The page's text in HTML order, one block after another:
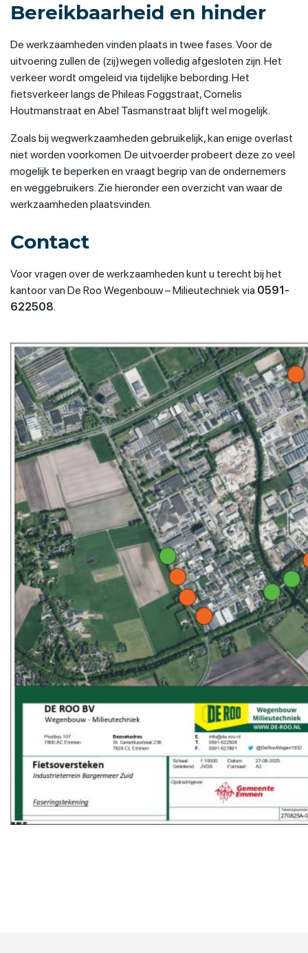
Bereikbaarheid en hinder
De werkzaamheden vinden plaats in twee fases. Voor de
uitvoering zullen de (zij)wegen volledig afgesloten zijn. Het
verkeer wordt omgeleid via tijdelijke bebording. Het
fietsverkeer langs de Phileas Foggstraat, Cornelis
Houtmanstraat en Abel Tasmanstraat blijft wel mogelijk.
Zoals bij wegwerkzaamheden gebruikelijk, kan enige overlast
niet worden voorkomen. De uitvoerder probeert deze zo veel
mogelijk te beperken en vraagt begrip van de ondernemers
en weggebruikers. Zie hieronder een overzicht van waar de
werkzaamheden plaatsvinden.
Contact
Voor vragen over de werkzaamheden kunt u terecht bij het
kantoor van De Roo Wegenbouw – Milieutechniek via 0591-
622508.